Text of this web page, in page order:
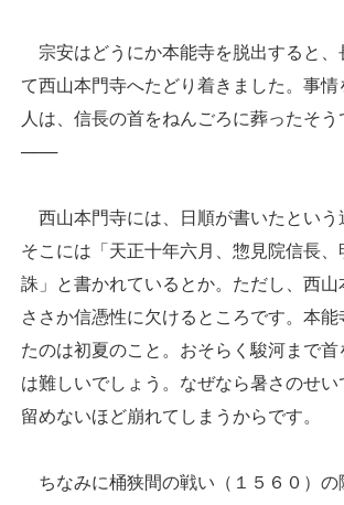
宗安はどうにか本能寺を脱出すると、
て西山本門寺へたどり着きました。事情
人は、信長の首をねんごろに葬ったそう
───
西山本門寺には、日順が書いたという
そこには「天正十年六月、惣見院信長、
誅」と書かれているとか。ただし、西山
ささか信憑性に欠けるところです。本能
たのは初夏のこと。おそらく駿河まで
は難しいでしょう。なぜなら暑さのせい
留めないほど崩れてしまうからです。
ちなみに桶狭間の戦い（１５６０）の